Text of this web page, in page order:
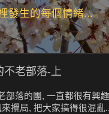
發生的每個情緒...
不老部落-上
部落的團, 一直都很有興
攪局, 把大家搞得很混亂